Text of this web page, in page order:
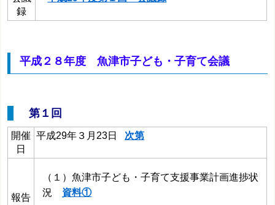
録
平成２８年度 魚津市子ども・子育て会議
第１回
開催
日
平成29年３月23日 次第
報告
（１）魚津市子ども・子育て支援事業計画進捗状
況 資料①